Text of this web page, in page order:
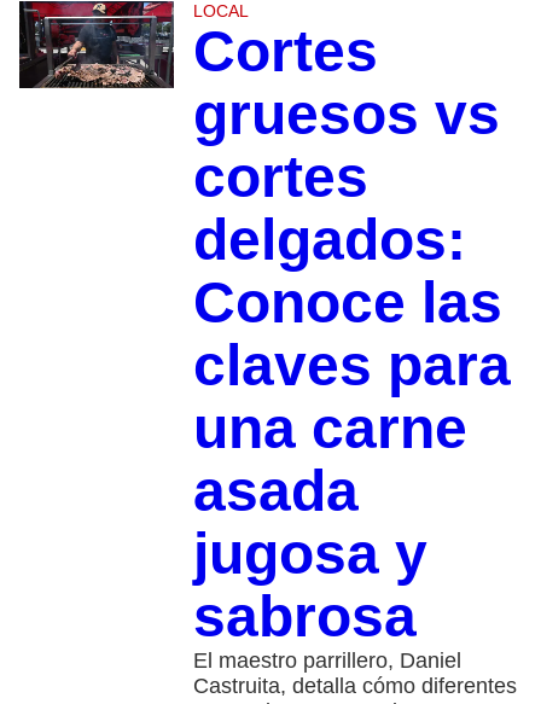
LOCAL
Cortes
gruesos vs
cortes
delgados:
Conoce las
claves para
una carne
asada
jugosa y
sabrosa
El maestro parrillero, Daniel
Castruita, detalla cómo diferentes